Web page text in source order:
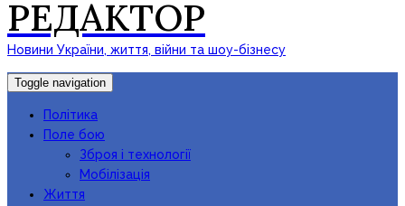
РЕДАКТОР
Новини України, життя, війни та шоу-бізнесу
Toggle navigation
Політика
Поле бою
Зброя і технології
Мобілізація
Життя